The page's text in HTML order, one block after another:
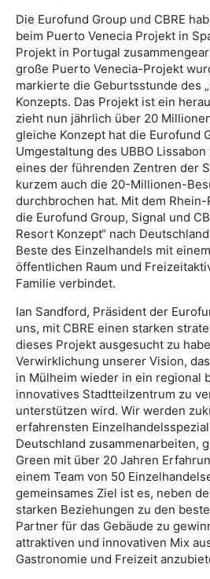
Die Eurofund Group und CBRE
beim Puerto Venecia Projekt in
Projekt in Portugal
große Puerto Venecia-Projekt
markierte die Geburtsstunde des
Konzepts. Das Projekt ist ein
zieht nun jährlich über 20
gleiche Konzept hat die Eurofund
Umgestaltung des UBBO
eines der führenden Zentren der
kurzem auch die 20-Millionen-
durchbrochen hat. Mit dem
die Eurofund Group, Signal und
Resort Konzept“ nach
Beste des Einzelhandels mit
öffentlichen Raum und
Familie verbindet.
Ian Sandford, Präsident der
uns, mit CBRE einen starken
dieses Projekt ausgesucht zu
Verwirklichung unserer Vision,
in Mülheim wieder in ein regional
innovatives Stadtteilzentrum zu
unterstützen wird. Wir werden
erfahrensten
Deutschland zusammenarbeiten,
Green mit über 20 Jahren
einem Team von 50
gemeinsames Ziel ist es, neben
starken Beziehungen zu den
Partner für das Gebäude zu
attraktiven und innovativen Mix
Gastronomie und Freizeit